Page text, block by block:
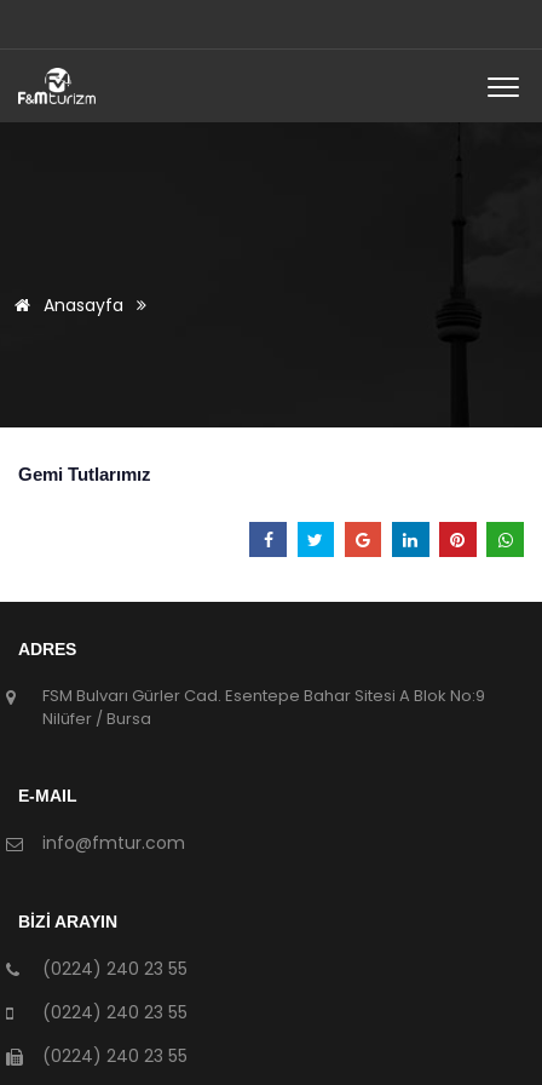
Anasayfa
Gemi Tutlarımız
ADRES
FSM Bulvarı Gürler Cad. Esentepe Bahar Sitesi A Blok No:9
Nilüfer / Bursa
E-MAIL
info@fmtur.com
BİZİ ARAYIN
(0224) 240 23 55
(0224) 240 23 55
(0224) 240 23 55